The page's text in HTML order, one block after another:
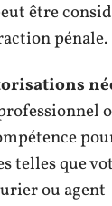
être
pénale.
telles que
ou agent